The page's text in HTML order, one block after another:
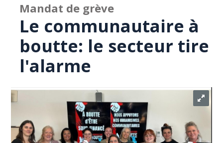
Mandat de grève
Le communautaire à
boutte: le secteur tire
l'alarme